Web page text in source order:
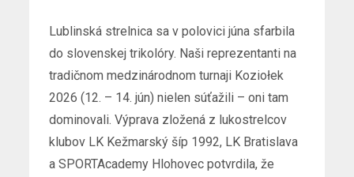
Lublinská strelnica sa v polovici júna sfarbila
do slovenskej trikolóry. Naši reprezentanti na
tradičnom medzinárodnom turnaji Koziołek
2026 (12. – 14. jún) nielen súťažili – oni tam
dominovali. Výprava zložená z lukostrelcov
klubov LK Kežmarský šíp 1992, LK Bratislava
a SPORTAcademy Hlohovec potvrdila, že